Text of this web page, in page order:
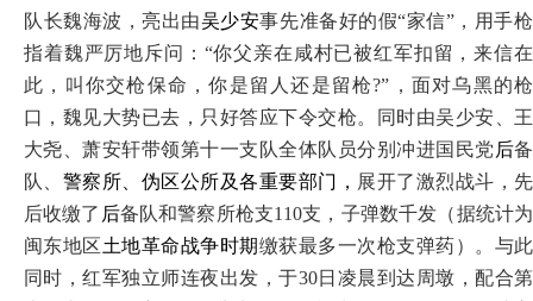
队长魏海波，亮出由吴少安事先准备好的假“家信”，用手枪
指着魏严厉地斥问：“你父亲在咸村已被红军扣留，来信在
此，叫你交枪保命，你是留人还是留枪?”，面对乌黑的枪
口，魏见大势已去，只好答应下令交枪。同时由吴少安、王
大尧、萧安轩带领第十一支队全体队员分别冲进国民党 后备
队、 警察所、伪区公所及各重要部门， 展开了激烈战斗，先
后收缴了 后备队和警察所枪支110支，子弹数千发（据统计为
闽东地区土地革命战争时期缴获最多一次枪支弹药）。与此
同时，红军独立师连夜出发，于30日凌晨到达周墩，配合第